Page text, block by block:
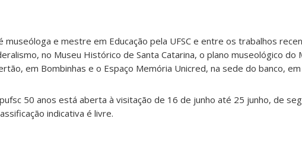
museóloga e mestre em Educação pela UFSC e entre os trabalhos
no Museu Histórico de Santa Catarina, o plano museológico do
em Bombinhas e o Espaço Memória Unicred, na sede do banco,
50 anos está aberta à visitação de 16 de junho até 25 junho, de
indicativa é livre.